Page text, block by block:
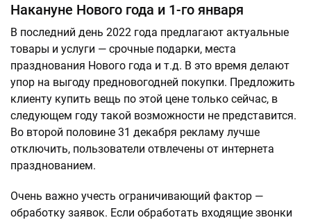
Накануне Нового года и 1-го января
В последний день 2022 года предлагают актуальные
товары и услуги — срочные подарки, места
празднования Нового года и т.д. В это время делают
упор на выгоду предновогодней покупки. Предложить
клиенту купить вещь по этой цене только сейчас, в
следующем году такой возможности не представится.
Во второй половине 31 декабря рекламу лучше
отключить, пользователи отвлечены от интернета
празднованием.
Очень важно учесть ограничивающий фактор —
обработку заявок. Если обработать входящие звонки